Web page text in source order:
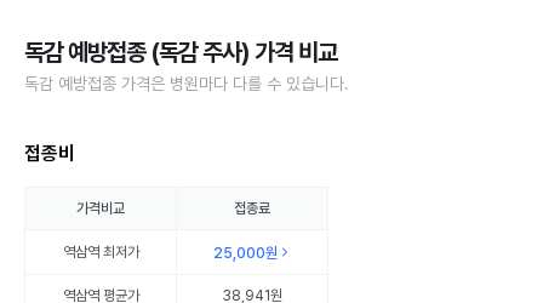
독감 예방접종 (독감 주사) 가격 비교
독감 예방접종 가격은 병원마다 다를 수 있습니다.
접종비
가격비교 접종료
역삼역최저가 25,000원
역삼역평균가 38,941원